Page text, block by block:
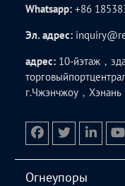
Whatsapp:+86
Эл. адрес:
адрес: 10-йэтаж，
г.Чжэнчжоу，
Огнеупоры